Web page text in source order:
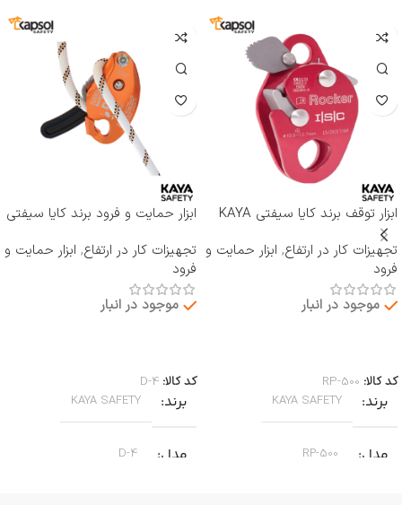
ابزار توقف برند کایا سیفتی KAYA
SAFETY مدل RP-500 ROCKER
تجهیزات کار در ارتفاع, ابزار حمایت و
فرود
موجود در انبار
کد کالا: RP-500
برند KAYA SAFETY
مدل RP-500
ابزار حمایت و فرود برند کایا سیفتی
تجهیزات کار در ارتفاع, ابزار حمایت و
فرود
موجود در انبار
کد کالا: D-4
برند KAYA SAFETY
مدل D-4